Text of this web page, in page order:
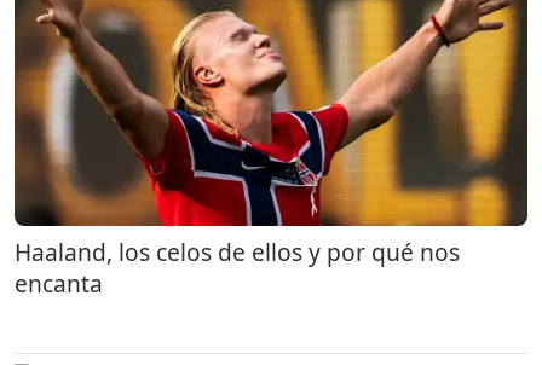
Haaland, los celos de ellos y por qué nos
encanta